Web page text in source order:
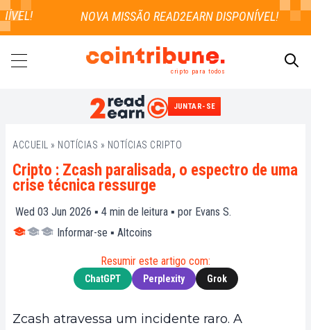
cripto para todos
JUNTAR-SE
ACCUEIL » NOTÍCIAS » NOTÍCIAS CRIPTO
Cripto : Zcash paralisada, o espectro de uma
crise técnica ressurge
Wed 03 Jun 2026 ▪ 4 min de leitura ▪ por Evans S.
Informar-se ▪ Altcoins
Resumir este artigo com:
ChatGPT Perplexity Grok
Zcash atravessa um incidente raro. A